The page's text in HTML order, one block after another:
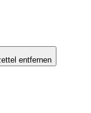
entfernen